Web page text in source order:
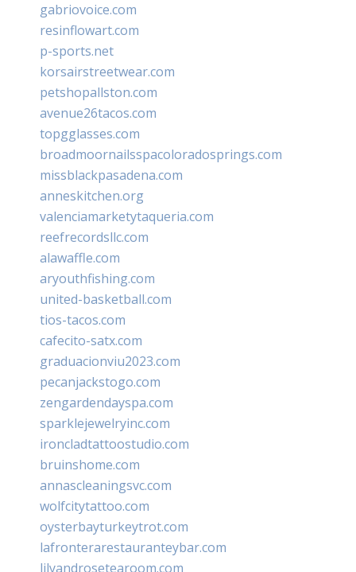
gabriovoice.com
resinflowart.com
p-sports.net
korsairstreetwear.com
petshopallston.com
avenue26tacos.com
topgglasses.com
broadmoornailsspacoloradosprings.com
missblackpasadena.com
anneskitchen.org
valenciamarketytaqueria.com
reefrecordsllc.com
alawaffle.com
aryouthfishing.com
united-basketball.com
tios-tacos.com
cafecito-satx.com
graduacionviu2023.com
pecanjackstogo.com
zengardendayspa.com
sparklejewelryinc.com
ironcladtattoostudio.com
bruinshome.com
annascleaningsvc.com
wolfcitytattoo.com
oysterbayturkeytrot.com
lafronterarestauranteybar.com
lilyandrosetearoom.com